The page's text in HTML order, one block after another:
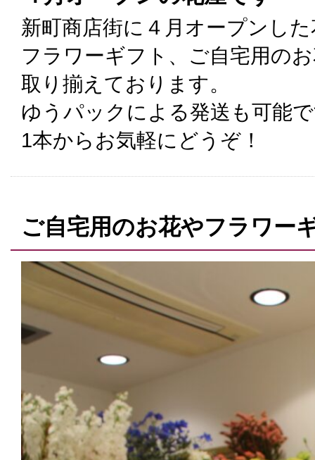
新町商店街に４月オープンし
フラワーギフト、ご自宅用の
取り揃えております。
ゆうパックによる発送も可能
1本からお気軽にどうぞ！
ご自宅用のお花やフラワー